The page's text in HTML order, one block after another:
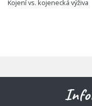
Kojení vs. kojenecká výživa